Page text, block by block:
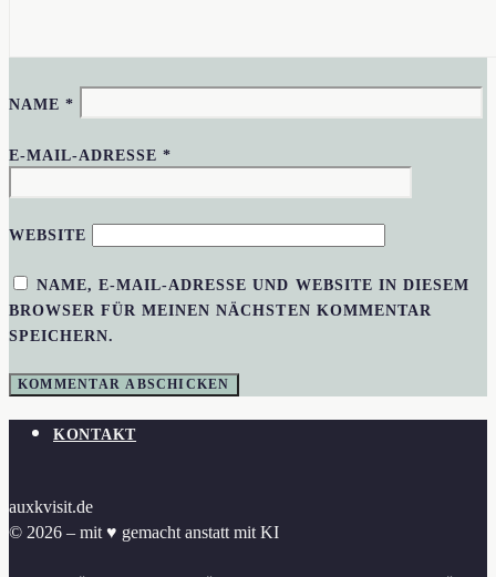
NAME*
E-MAIL-ADRESSE*
WEBSITE
NAME, E-MAIL-ADRESSE UND WEBSITE IN DIESEM
BROWSER FÜR MEINEN NÄCHSTEN KOMMENTAR
SPEICHERN.
KONTAKT
auxkvisit.de
© 2026 – mit ♥︎ gemacht anstatt mit KI